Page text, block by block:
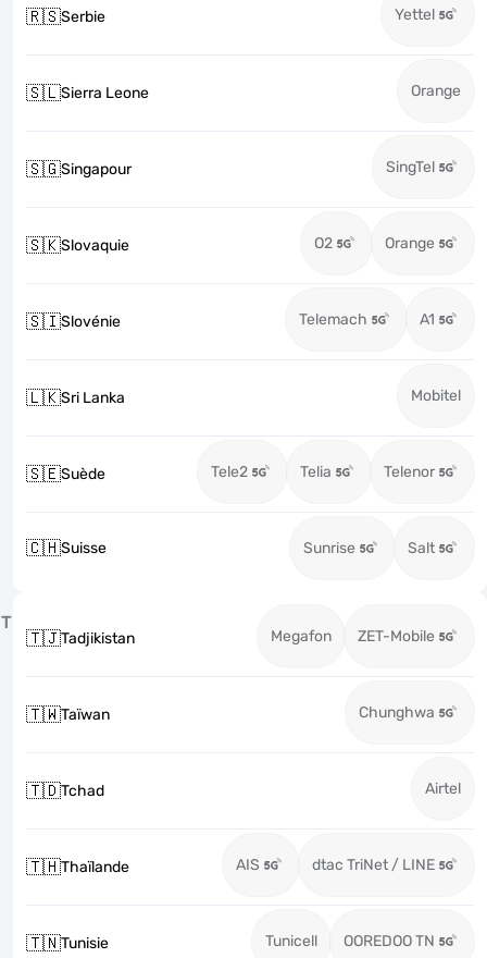
🇷🇸Serbie Yettel
🇸🇱Sierra Leone Orange
🇸🇬Singapour SingTel
🇸🇰Slovaquie O2 Orange
🇸🇮Slovénie Telemach A1
🇱🇰Sri Lanka Mobitel
🇸🇪Suède Tele2 Telia Telenor
🇨🇭Suisse Sunrise Salt
T
🇹🇯Tadjikistan Megafon ZET-Mobile
🇹🇼Taïwan Chunghwa
🇹🇩Tchad Airtel
🇹🇭Thaïlande AIS dtac TriNet / LINE
🇹🇳Tunisie Tunicell OOREDOO TN